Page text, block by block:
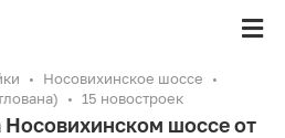
Носовихинское шоссе
15 новостроек
шоссе от